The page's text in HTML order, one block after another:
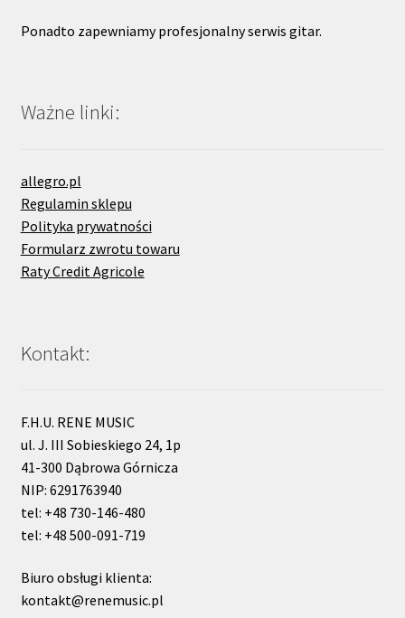
Ponadto zapewniamy profesjonalny serwis gitar.
Ważne linki:
allegro.pl
Regulamin sklepu
Polityka prywatności
Formularz zwrotu towaru
Raty Credit Agricole
Kontakt:
F.H.U. RENE MUSIC
ul. J. III Sobieskiego 24, 1p
41-300 Dąbrowa Górnicza
NIP: 6291763940
tel: +48 730-146-480
tel: +48 500-091-719
Biuro obsługi klienta:
kontakt@renemusic.pl